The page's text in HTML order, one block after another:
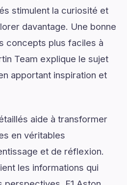
stimulent la curiosité et
davantage. Une bonne
concepts plus faciles à
Team explique le sujet
apportant inspiration et
aide à transformer
en véritables
et de réflexion.
les informations qui